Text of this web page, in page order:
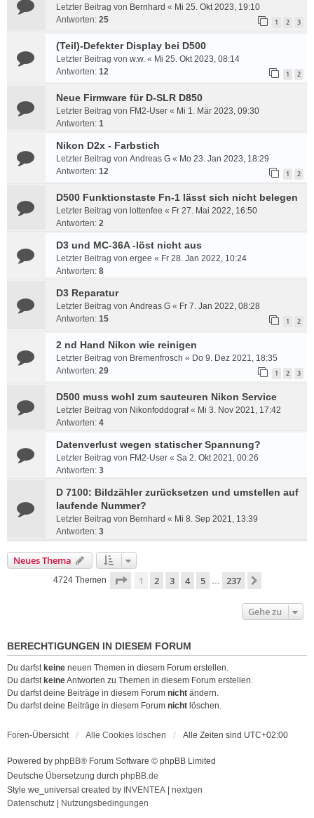
Letzter Beitrag von Bernhard « Mi 25. Okt 2023, 19:10
Antworten: 25 1 2 3
(Teil)-Defekter Display bei D500
Letzter Beitrag von w.w. « Mi 25. Okt 2023, 08:14
Antworten: 12 1 2
Neue Firmware für D-SLR D850
Letzter Beitrag von FM2-User « Mi 1. Mär 2023, 09:30
Antworten: 1
Nikon D2x - Farbstich
Letzter Beitrag von Andreas G « Mo 23. Jan 2023, 18:29
Antworten: 12 1 2
D500 Funktionstaste Fn-1 lässt sich nicht belegen
Letzter Beitrag von lottenfee « Fr 27. Mai 2022, 16:50
Antworten: 2
D3 und MC-36A -löst nicht aus
Letzter Beitrag von ergee « Fr 28. Jan 2022, 10:24
Antworten: 8
D3 Reparatur
Letzter Beitrag von Andreas G « Fr 7. Jan 2022, 08:28
Antworten: 15 1 2
2 nd Hand Nikon wie reinigen
Letzter Beitrag von Bremenfrosch « Do 9. Dez 2021, 18:35
Antworten: 29 1 2 3
D500 muss wohl zum sauteuren Nikon Service
Letzter Beitrag von Nikonfoddograf« Mi 3. Nov 2021, 17:42
Antworten: 4
Datenverlust wegen statischer Spannung?
Letzter Beitrag von FM2-User « Sa 2. Okt 2021, 00:26
Antworten: 3
D 7100: Bildzähler zurücksetzen und umstellen auf
laufende Nummer?
Letzter Beitrag von Bernhard « Mi 8. Sep 2021, 13:39
Antworten: 3
Neues Thema
4724 Themen Seite 1von 237
1 2 3 4 5 … 237
Gehe zu
BERECHTIGUNGEN IN DIESEM FORUM
Du darfst keine neuen Themen in diesem Forum erstellen.
Du darfst keineAntworten zu Themen in diesem Forum erstellen.
Du darfst deine Beiträge in diesem Forum nicht ändern.
Du darfst deine Beiträge in diesem Forum nicht löschen.
Foren-Übersicht Alle Cookies löschen Alle Zeiten sind UTC+02:00
Powered by phpBB® Forum Software © phpBB Limited
Deutsche Übersetzung durch phpBB.de
Style we_universal created by INVENTEA
nextgen
Datenschutz
Nutzungsbedingungen